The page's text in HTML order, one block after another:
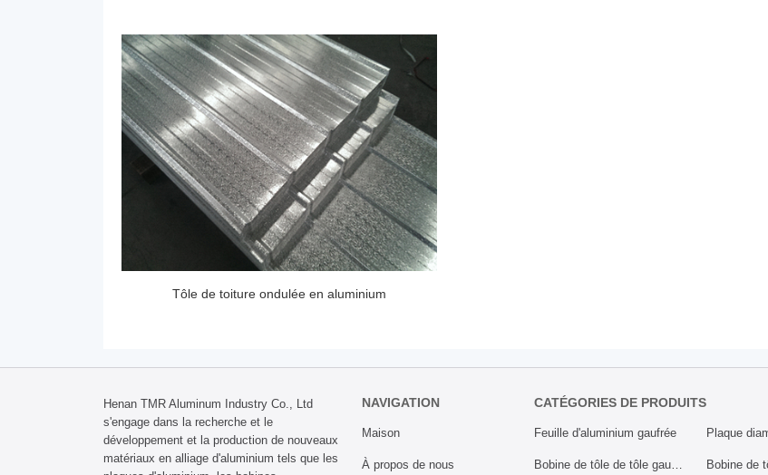
Tôle de toiture ondulée en aluminium
Henan TMR Aluminum Industry Co., Ltd
s'engage dans la recherche et le
développement et la production de nouveaux
matériaux en alliage d'aluminium tels que les
NAVIGATION
Maison
À propos de nous
CATÉGORIES DE PRODUITS
Feuille d'aluminium gaufrée
Bobine de tôle de tôle gaufrée en aluminium à 2 barres